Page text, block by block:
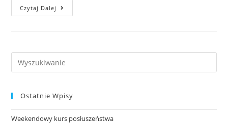
Czytaj Dalej Kursy
Posłuszeństwa
Search
this
Ostatnie Wpisy
Weekendowy kurs posłuszeństwa